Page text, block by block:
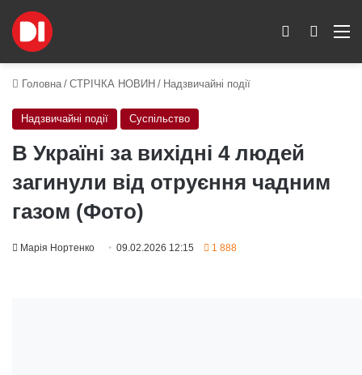
Пошук
Switch skin
Головна / СТРІЧКА НОВИН / Надзвичайні події
Надзвичайні події Суспільство
В Україні за вихідні 4 людей
загинули від отруєння чадним
газом (Фото)
Марія Нортенко 09.02.2026 12:15 1 888